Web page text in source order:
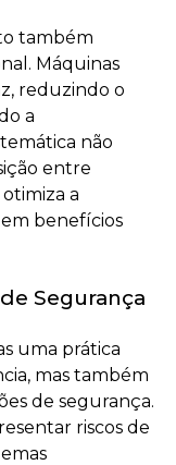
também
Máquinas
reduzindo o
a
não
entre
a
benefícios
Segurança
uma prática
mas também
de segurança.
riscos de